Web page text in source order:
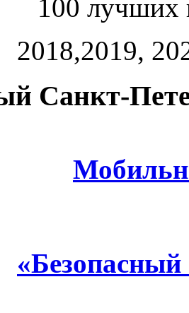
100 лучших
2018,2019,
Санкт-